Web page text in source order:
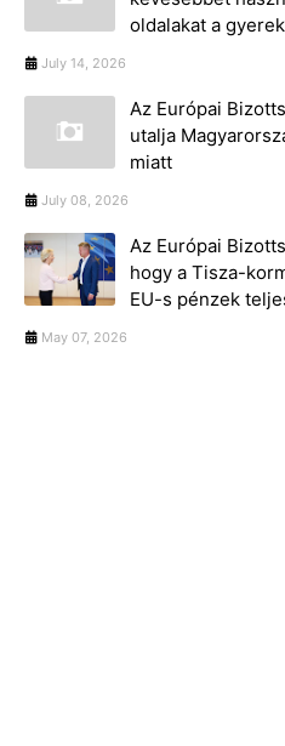
oldalakat a
July 14, 2026
Az Európai
utalja
miatt
July 08, 2026
Az Európai
hogy a Tisza-
EU-s pénzek
May 07, 2026